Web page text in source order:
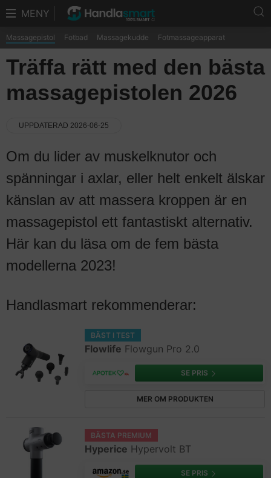
MENY
Massagepistol Fotbad Massagekudde Fotmassageapparat
Träffa rätt med den bästa
massagepistolen 2026
UPPDATERAD 2026-06-25
Om du lider av muskelknutor och
spänningar i axlar, eller helt enkelt älskar
känslan av att massera kroppen är en
massagepistol ett fantastiskt alternativ.
Här kan du läsa om de fem bästa
modellerna 2023!
Handlasmart rekommenderar:
BÄST I TEST
Flowlife Flowgun Pro 2.0
SE PRIS
MER OM PRODUKTEN
BÄSTA PREMIUM
Hyperice Hypervolt BT
SE PRIS